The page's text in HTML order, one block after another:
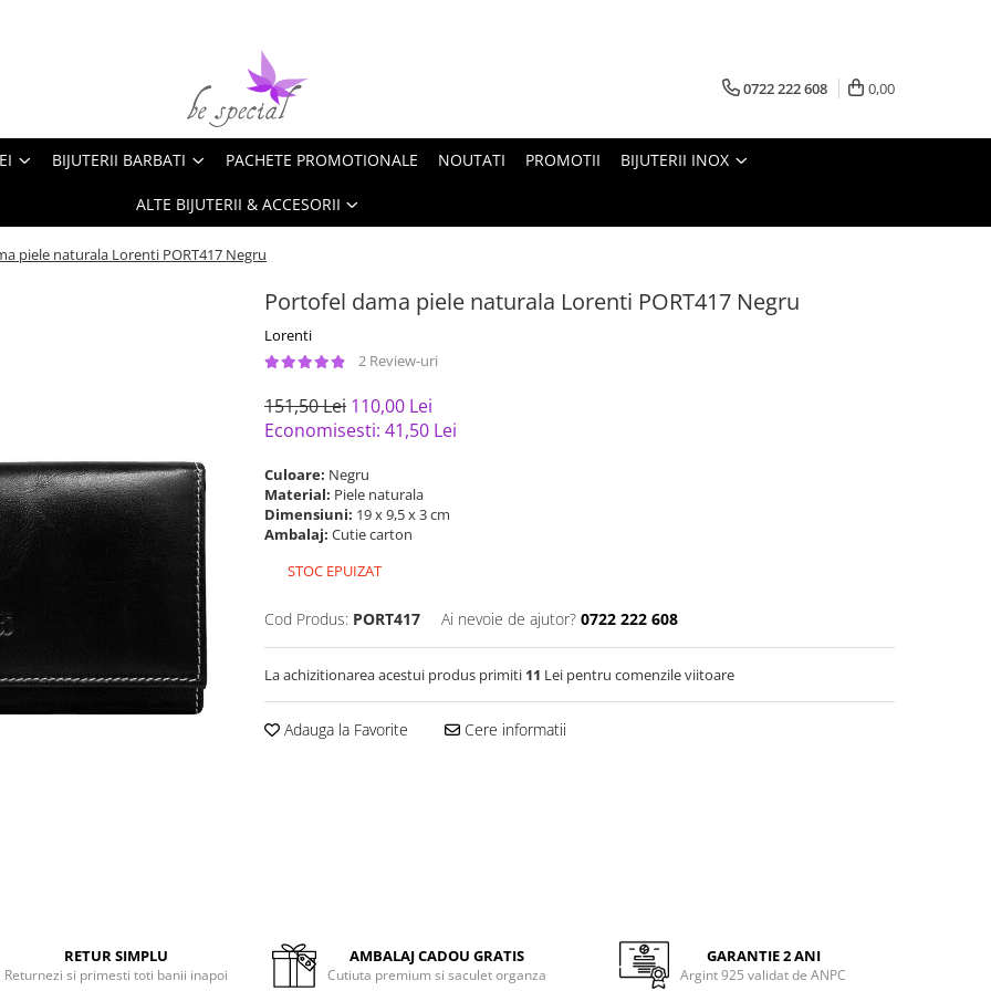
0722 222 608 0,00
BIJUTERII BARBATI PACHETE PROMOTIONALE NOUTATI PROMOTII BIJUTERII INOX
ALTE BIJUTERII & ACCESORII
piele naturala Lorenti PORT417 Negru
Portofel dama piele naturala Lorenti PORT417 Negru
Lorenti
2 Review-uri
151,50 Lei 110,00 Lei
Economisesti: 41,50 Lei
Culoare: Negru
Material: Piele naturala
Dimensiuni: 19 x 9,5 x 3 cm
Ambalaj: Cutie carton
STOC EPUIZAT
Cod Produs: PORT417 Ai nevoie de ajutor? 0722 222 608
La achizitionarea acestui produs primiti 11 Lei pentru comenzile viitoare
Adauga la Favorite Cere informatii
RETUR SIMPLU
Returnezi si primesti toti banii inapoi
AMBALAJ CADOU GRATIS
Cutiuta premium si saculet organza
GARANTIE 2 ANI
Argint 925 validat de ANPC